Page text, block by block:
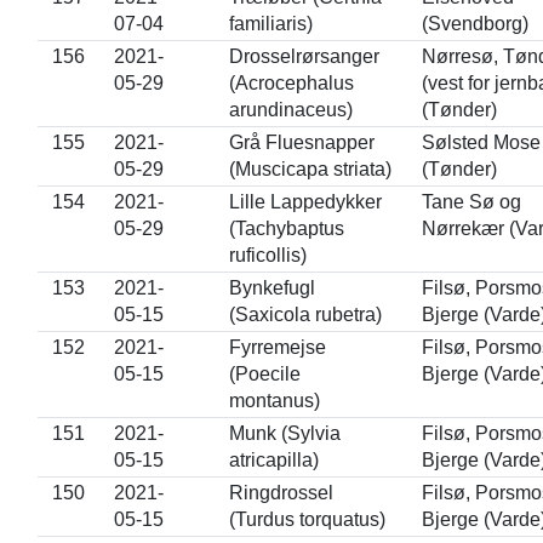
07-04
familiaris)
(Svendborg)
156
2021-
05-29
Drosselrørsanger
(Acrocephalus
arundinaceus)
Nørresø,
(vest for
(Tønder)
155
2021-
05-29
Grå Fluesnapper
(Muscicapa striata)
Sølsted Mose
(Tønder)
154
2021-
05-29
Lille Lappedykker
(Tachybaptus
ruficollis)
Tane Sø og
Nørrekær
153
2021-
05-15
Bynkefugl
(Saxicola rubetra)
Filsø,
Bjerge
152
2021-
05-15
Fyrremejse
(Poecile
montanus)
Filsø,
Bjerge
151
2021-
05-15
Munk (Sylvia
atricapilla)
Filsø,
Bjerge
150
2021-
05-15
Ringdrossel
(Turdus torquatus)
Filsø,
Bjerge